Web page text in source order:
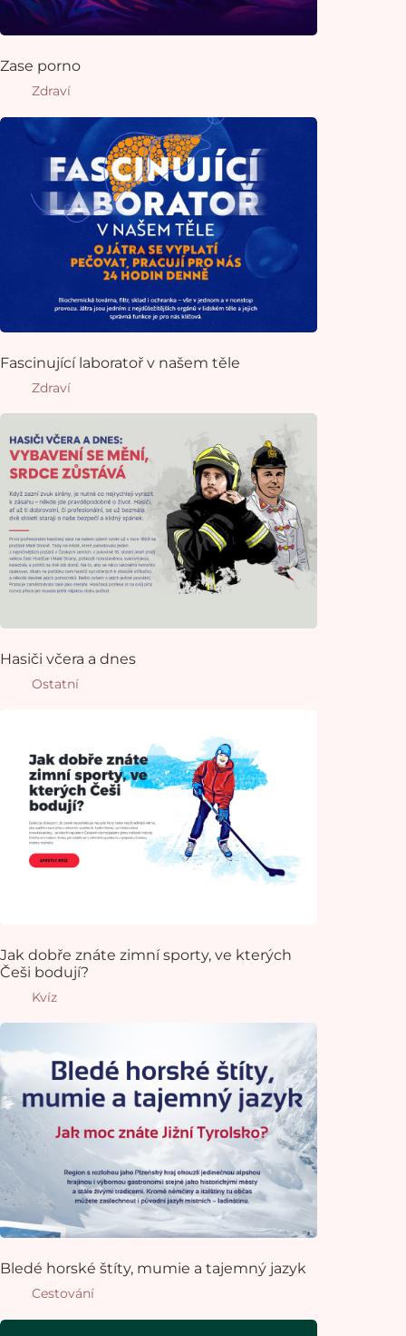
Zase porno
Zdraví
Fascinující laboratoř v našem těle
Zdraví
Hasiči včera a dnes
Ostatní
Jak dobře znáte zimní sporty, ve kterých
Češi bodují?
Kvíz
Bledé horské štíty, mumie a tajemný jazyk
Cestování